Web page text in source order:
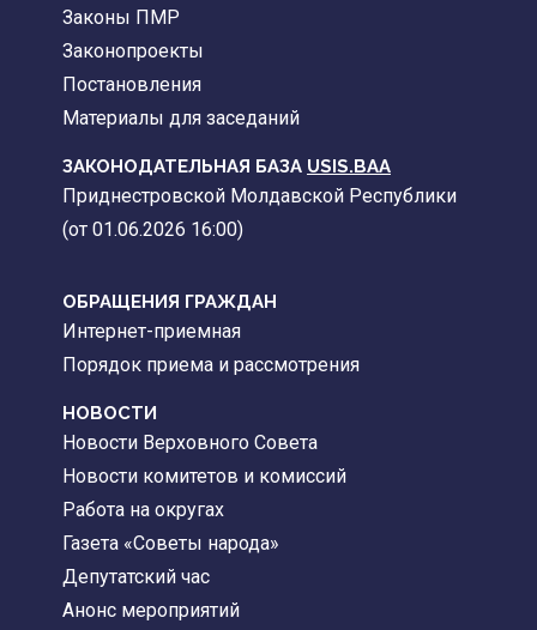
Законы ПМР
Законопроекты
Постановления
Материалы для заседаний
ЗАКОНОДАТЕЛЬНАЯ БАЗА USIS.BAA
Приднестровской Молдавской Республики
(от 01.06.2026 16:00)
ОБРАЩЕНИЯ ГРАЖДАН
Интернет-приемная
Порядок приема и рассмотрения
НОВОСТИ
Новости Верховного Совета
Новости комитетов и комиссий
Работа на округах
Газета «Советы народа»
Депутатский час
Анонс мероприятий